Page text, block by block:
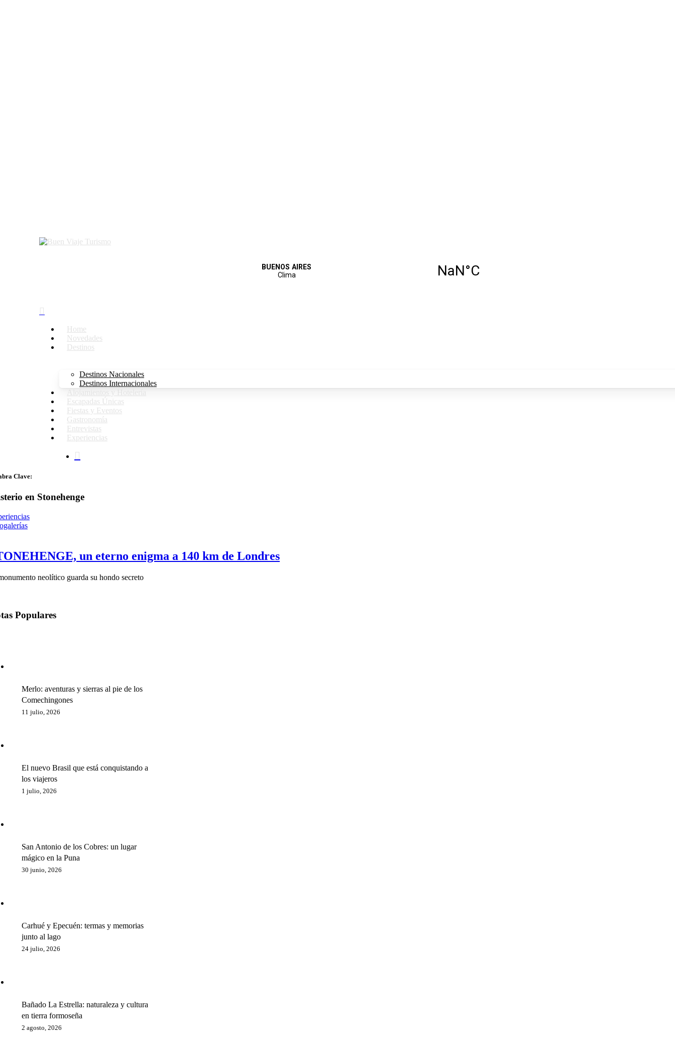
Home
Novedades
Destinos
Destinos Nacionales
Destinos Internacionales
Escapadas Únicas
Fiestas y Eventos
Gastronomía
Entrevistas
Experiencias
Clave:
en Stonehenge
un eterno enigma a 140 km de Londres
neolítico guarda su hondo secreto
Populares
Merlo: aventuras y sierras al pie de los
Comechingones
11 julio, 2026
El nuevo Brasil que está conquistando a
los viajeros
1 julio, 2026
San Antonio de los Cobres: un lugar
mágico en la Puna
30 junio, 2026
Carhué y Epecuén: termas y memorias
junto al lago
24 julio, 2026
Bañado La Estrella: naturaleza y cultura
en tierra formoseña
2 agosto, 2026